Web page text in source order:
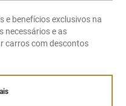
e benefícios exclusivos na
necessários e as
carros com descontos